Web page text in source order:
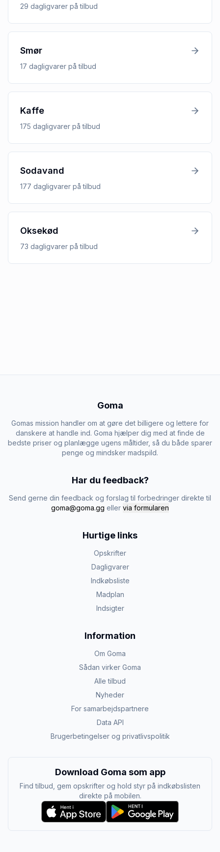
29 dagligvarer på tilbud
Smør
17 dagligvarer på tilbud
Kaffe
175 dagligvarer på tilbud
Sodavand
177 dagligvarer på tilbud
Oksekød
73 dagligvarer på tilbud
Goma
Gomas mission handler om at gøre det billigere og lettere for
danskere at handle ind. Goma hjælper dig med at finde de
bedste priser og planlægge ugens måltider, så du både sparer
penge og mindsker madspild.
Har du feedback?
Send gerne din feedback og forslag til forbedringer direkte til
goma@goma.gg eller via formularen
Hurtige links
Opskrifter
Dagligvarer
Indkøbsliste
Madplan
Indsigter
Information
Om Goma
Sådan virker Goma
Alle tilbud
Nyheder
For samarbejdspartnere
Data API
Brugerbetingelser og privatlivspolitik
Download Goma som app
Find tilbud, gem opskrifter og hold styr på indkøbslisten
direkte på mobilen.